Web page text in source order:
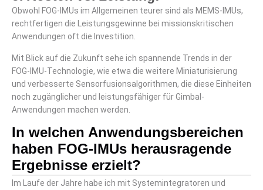
Obwohl FOG-IMUs im Allgemeinen teurer sind als MEMS-IMUs,
rechtfertigen die Leistungsgewinne bei missionskritischen
Anwendungen oft die Investition.
Mit Blick auf die Zukunft sehe ich spannende Trends in der
FOG-IMU-Technologie, wie etwa die weitere Miniaturisierung
und verbesserte Sensorfusionsalgorithmen, die diese Einheiten
noch zugänglicher und leistungsfähiger für Gimbal-
Anwendungen machen werden.
In welchen Anwendungsbereichen
haben FOG-IMUs herausragende
Ergebnisse erzielt?
Im Laufe der Jahre habe ich mit Systemintegratoren und